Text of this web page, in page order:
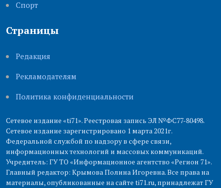
Cпорт
Страницы
Редакция
Рекламодателям
Политика конфиденциальности
Сетевое издание «ti71». Реестровая запись ЭЛ №ФС77-80498.
Сетевое издание зарегистрировано 1 марта 2021г.
Федеральной службой по надзору в сфере связи,
информационных технологий и массовых коммуникаций.
Учредитель: ГУ ТО «Информационное агентство «Регион 71».
Главный редактор: Крымова Полина Игоревна. Все права на
материалы, опубликованные на сайте ti71.ru, принадлежат ГУ